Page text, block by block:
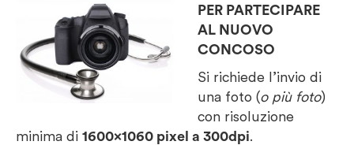
PER PARTECIPARE
AL NUOVO
CONCOSO
Si richiede l’invio di
una foto (o più foto)
con risoluzione
minima di 1600×1060 pixel a 300dpi.